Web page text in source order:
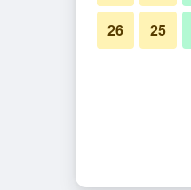
25
26